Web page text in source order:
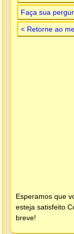
Faça sua
< Retorne ao
Esperamos que
esteja satisfeito
breve!